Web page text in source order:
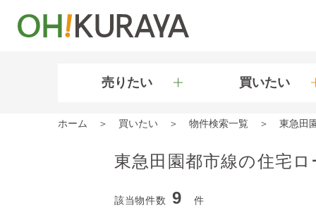
売りたい 買いたい
ホーム 買いたい 物件検索一覧 東急田
東急田園都市線の住宅
該当物件数 9 件